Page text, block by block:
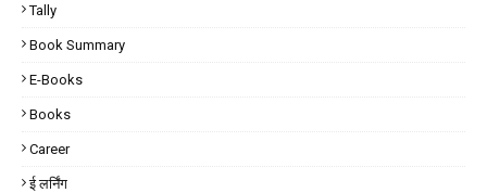
Tally
Book Summary
E-Books
Books
Career
ई लर्निंग